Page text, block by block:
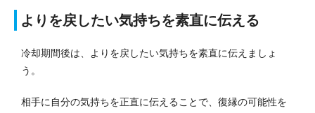
よりを戻したい気持ちを素直に伝える
冷却期間後は、よりを戻したい気持ちを素直に伝えましょ
う。
相手に自分の気持ちを正直に伝えることで、復縁の可能性を